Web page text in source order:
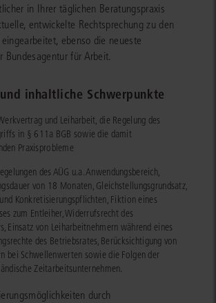
in Ihrer täglichen Beratungspraxis
entwickelte Rechtsprechung zu den
ebenso die neueste
Bundesagentur für Arbeit.
inhaltliche Schwerpunkte
und Leiharbeit, die Regelung des
in § 611a BGB sowie die damit
Praxisprobleme
des AÜG u.a. Anwendungsbereich,
von 18 Monaten, Gleichstellungsgrundsatz,
Konkretisierungspflichten, Fiktion eines
zum Entleiher, Widerrufsrecht des
Einsatz von Leiharbeitnehmern während eines
des Betriebsrates, Berücksichtigung von
bei Schwellenwerten sowie die Folgen der
Zeitarbeitsunternehmen.
durch